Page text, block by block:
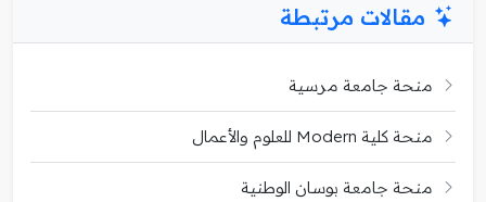
مقالات مرتبطة
منحة جامعة مرسية
منحة كلية Modern للعلوم والأعمال
منحة جامعة بوسان الوطنية